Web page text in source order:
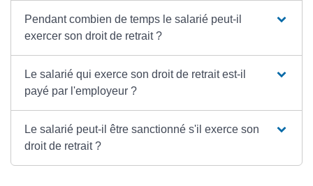
Pendant combien de temps le salarié peut-il
exercer son droit de retrait ?
Le salarié qui exerce son droit de retrait est-il
payé par l'employeur ?
Le salarié peut-il être sanctionné s'il exerce son
droit de retrait ?